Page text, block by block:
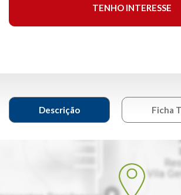
TENHO INTERESSE
Descrição Ficha